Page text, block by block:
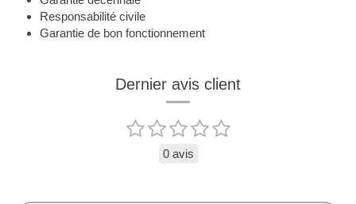
Responsabilité civile
Garantie de bon fonctionnement
Dernier avis client
0 avis